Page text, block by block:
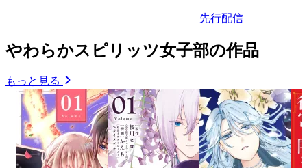
先行配信
やわらかスピリッツ女子部の作品
もっと見る